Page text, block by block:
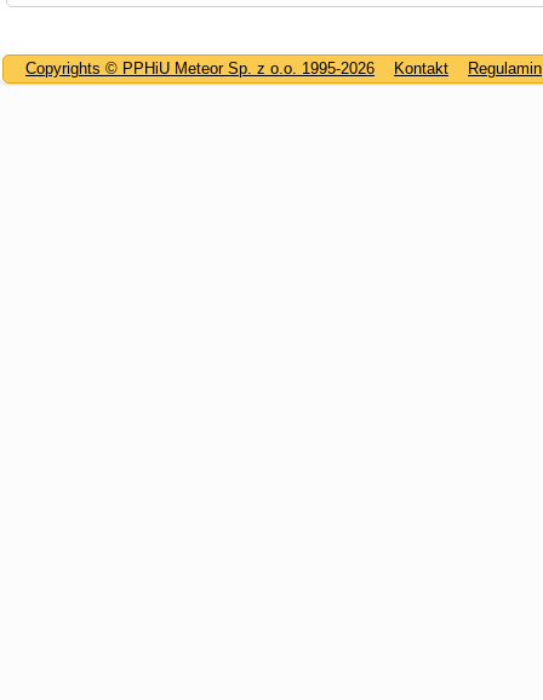
Copyrights © PPHiU Meteor Sp. z o.o. 1995-2026 Kontakt Regulamin